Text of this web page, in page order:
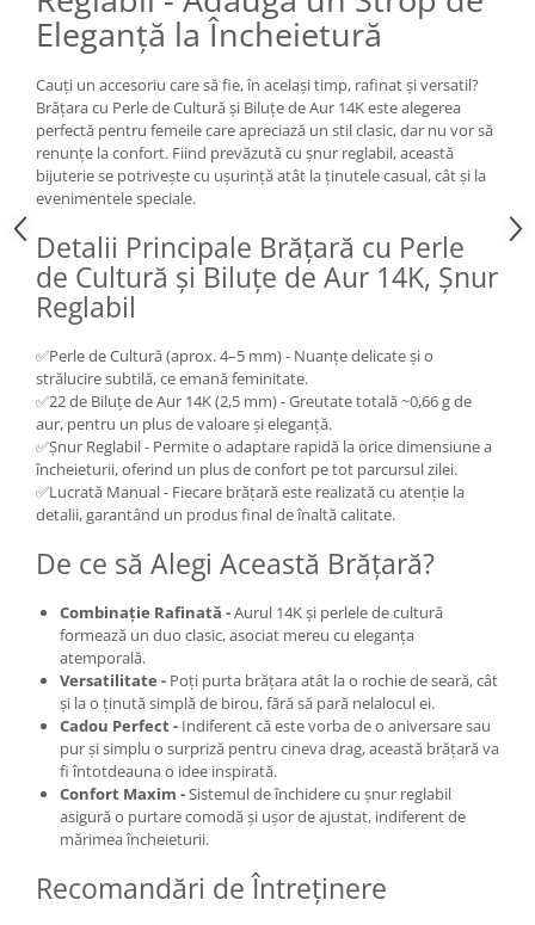
Eleganță la Încheietură
Cauți un accesoriu care să fie, în același timp, rafinat și versatil?
Brățara cu Perle de Cultură și Biluțe de Aur 14K este alegerea
perfectă pentru femeile care apreciază un stil clasic, dar nu vor să
renunțe la confort. Fiind prevăzută cu șnur reglabil, această
bijuterie se potrivește cu ușurință atât la ținutele casual, cât și la
evenimentele speciale.
Detalii Principale Brățară cu Perle
de Cultură și Biluțe de Aur 14K, Șnur
Reglabil
✅Perle de Cultură (aprox. 4–5 mm) - Nuanțe delicate și o
strălucire subtilă, ce emană feminitate.
✅22 de Biluțe de Aur 14K (2,5 mm) - Greutate totală ~0,66 g de
aur, pentru un plus de valoare și eleganță.
✅Șnur Reglabil - Permite o adaptare rapidă la orice dimensiune a
încheieturii, oferind un plus de confort pe tot parcursul zilei.
✅Lucrată Manual - Fiecare brățară este realizată cu atenție la
detalii, garantând un produs final de înaltă calitate.
De ce să Alegi Această Brățară?
Combinație Rafinată -Aurul 14K și perlele de cultură
formează un duo clasic, asociat mereu cu eleganța
atemporală.
Versatilitate - Poți purta brățara atât la o rochie de seară, cât
și la o ținută simplă de birou, fără să pară nelalocul ei.
Cadou Perfect - Indiferent că este vorba de o aniversare sau
pur și simplu o surpriză pentru cineva drag, această brățară va
fi întotdeauna o idee inspirată.
Confort Maxim -Sistemul de închidere cu șnur reglabil
asigură o purtare comodă și ușor de ajustat, indiferent de
mărimea încheieturii.
Recomandări de Întreținere